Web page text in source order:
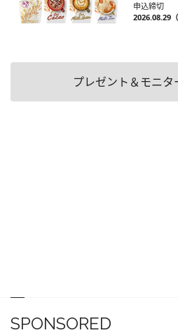
申込締切
2026.08.29
プレゼント＆モニタ
SPONSORED